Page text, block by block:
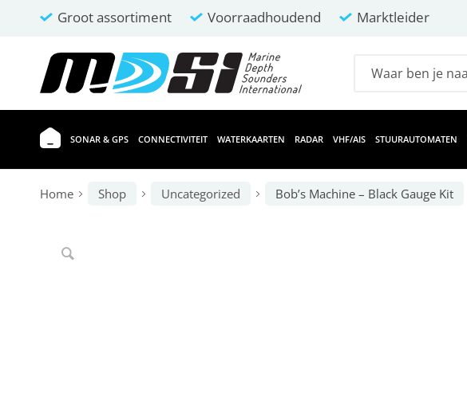
Groot assortiment Voorraadhoudend Marktleider
SONAR & GPS CONNECTIVITEIT WATERKAARTEN RADAR VHF/AIS STUURAUTOMATEN
Home Shop Uncategorized Bob’s Machine – Black Gauge Kit